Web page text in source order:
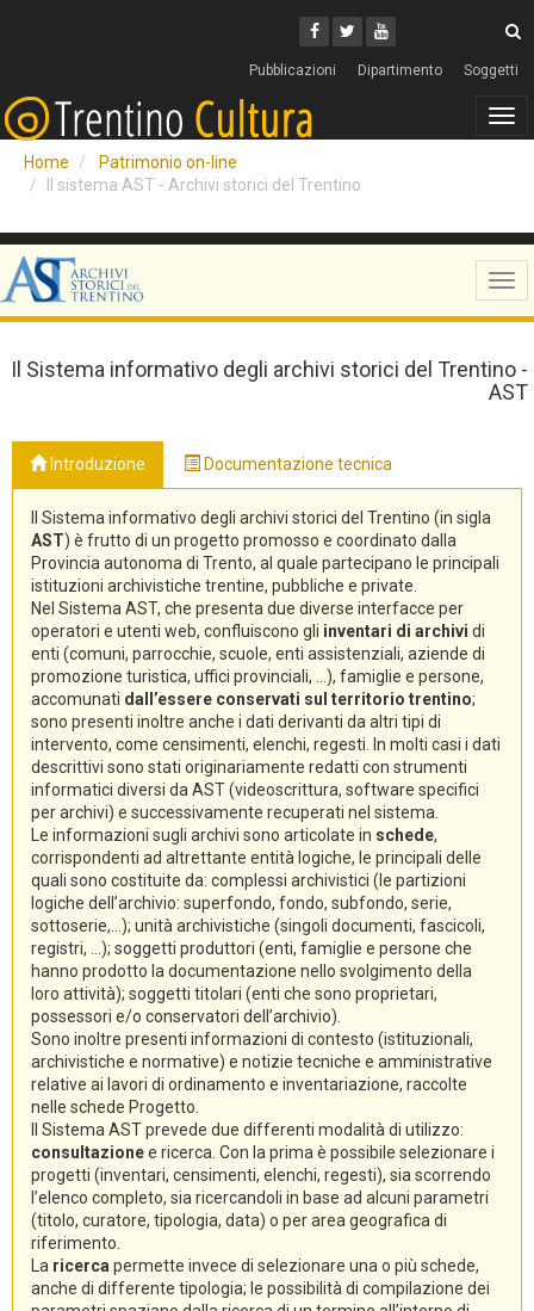
Facebook
Twitter
Youtube
Pubblicazioni Dipartimento Soggetti
Home
Patrimonio on-line
Il sistema AST - Archivi storici del Trentino
Il Sistema informativo degli archivi storici del Trentino -
AST
Introduzione Documentazione tecnica
Il Sistema informativo degli archivi storici del Trentino (in sigla
AST) è frutto di un progetto promosso e coordinato dalla
Provincia autonoma di Trento, al quale partecipano le principali
istituzioni archivistiche trentine, pubbliche e private.
Nel Sistema AST, che presenta due diverse interfacce per
operatori e utenti web, confluiscono gli inventari di archivi di
enti (comuni, parrocchie, scuole, enti assistenziali, aziende di
promozione turistica, uffici provinciali, ...), famiglie e persone,
accomunati dall’essere conservati sul territorio trentino;
sono presenti inoltre anche i dati derivanti da altri tipi di
intervento, come censimenti, elenchi, regesti. In molti casi i dati
descrittivi sono stati originariamente redatti con strumenti
informatici diversi da AST (videoscrittura, software specifici
per archivi) e successivamente recuperati nel sistema.
Le informazioni sugli archivi sono articolate in schede,
corrispondenti ad altrettante entità logiche, le principali delle
quali sono costituite da: complessi archivistici (le partizioni
logiche dell’archivio: superfondo, fondo, subfondo, serie,
sottoserie,...); unità archivistiche (singoli documenti, fascicoli,
registri, ...); soggetti produttori (enti, famiglie e persone che
hanno prodotto la documentazione nello svolgimento della
loro attività); soggetti titolari (enti che sono proprietari,
possessori e/o conservatori dell’archivio).
Sono inoltre presenti informazioni di contesto (istituzionali,
archivistiche e normative) e notizie tecniche e amministrative
relative ai lavori di ordinamento e inventariazione, raccolte
nelle schede Progetto.
Il Sistema AST prevede due differenti modalità di utilizzo:
consultazionee ricerca. Con la prima è possibile selezionare i
progetti (inventari, censimenti, elenchi, regesti), sia scorrendo
l’elenco completo, sia ricercandoli in base ad alcuni parametri
(titolo, curatore, tipologia, data) o per area geografica di
riferimento.
La ricerca permette invece di selezionare una o più schede,
anche di differente tipologia; le possibilità di compilazione dei